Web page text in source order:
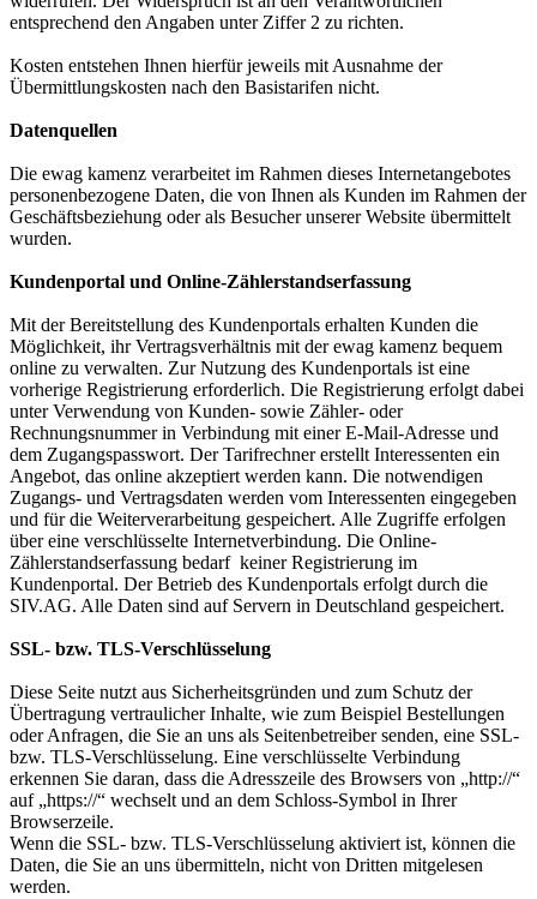
entsprechend den Angaben unter Ziffer 2 zu richten.
Kosten entstehen Ihnen hierfür jeweils mit Ausnahme der
Übermittlungskosten nach den Basistarifen nicht.
Datenquellen
Die ewag kamenz verarbeitet im Rahmen dieses Internetangebotes
personenbezogene Daten, die von Ihnen als Kunden im Rahmen der
Geschäftsbeziehung oder als Besucher unserer Website übermittelt
wurden.
Kundenportal und Online-Zählerstandserfassung
Mit der Bereitstellung des Kundenportals erhalten Kunden die
Möglichkeit, ihr Vertragsverhältnis mit der ewag kamenz bequem
online zu verwalten. Zur Nutzung des Kundenportals ist eine
vorherige Registrierung erforderlich. Die Registrierung erfolgt dabei
unter Verwendung von Kunden- sowie Zähler- oder
Rechnungsnummer in Verbindung mit einer E-Mail-Adresse und
dem Zugangspasswort. Der Tarifrechner erstellt Interessenten ein
Angebot, das online akzeptiert werden kann. Die notwendigen
Zugangs- und Vertragsdaten werden vom Interessenten eingegeben
und für die Weiterverarbeitung gespeichert. Alle Zugriffe erfolgen
über eine verschlüsselte Internetverbindung. Die Online-
Zählerstandserfassung bedarf keiner Registrierung im
Kundenportal. Der Betrieb des Kundenportals erfolgt durch die
SIV.AG. Alle Daten sind auf Servern in Deutschland gespeichert.
SSL- bzw. TLS-Verschlüsselung
Diese Seite nutzt aus Sicherheitsgründen und zum Schutz der
Übertragung vertraulicher Inhalte, wie zum Beispiel Bestellungen
oder Anfragen, die Sie an uns als Seitenbetreiber senden, eine SSL-
bzw. TLS-Verschlüsselung. Eine verschlüsselte Verbindung
erkennen Sie daran, dass die Adresszeile des Browsers von „http://“
auf „https://“ wechselt und an dem Schloss-Symbol in Ihrer
Browserzeile.
Wenn die SSL- bzw. TLS-Verschlüsselung aktiviert ist, können die
Daten, die Sie an uns übermitteln, nicht von Dritten mitgelesen
werden.